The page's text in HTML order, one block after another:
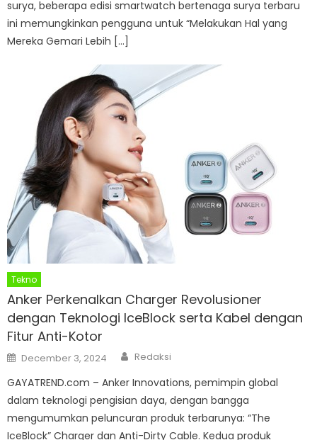
surya, beberapa edisi smartwatch bertenaga surya terbaru
ini memungkinkan pengguna untuk “Melakukan Hal yang
Mereka Gemari Lebih […]
Tekno
Anker Perkenalkan Charger Revolusioner
dengan Teknologi IceBlock serta Kabel dengan
Fitur Anti-Kotor
Posted
on
December 3, 2024 Author
Redaksi
GAYATREND.com – Anker Innovations, pemimpin global
dalam teknologi pengisian daya, dengan bangga
mengumumkan peluncuran produk terbarunya: “The
IceBlock” Charger dan Anti-Dirty Cable. Kedua produk